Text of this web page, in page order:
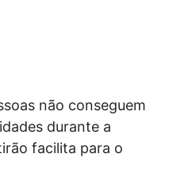
não conseguem
durante a
facilita para o